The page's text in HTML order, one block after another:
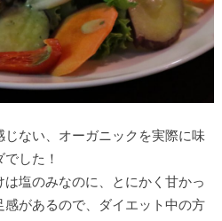
ない、オーガニックを実際に味
した！
塩のみなのに、とにかく甘かっ
があるので、ダイエット中の方